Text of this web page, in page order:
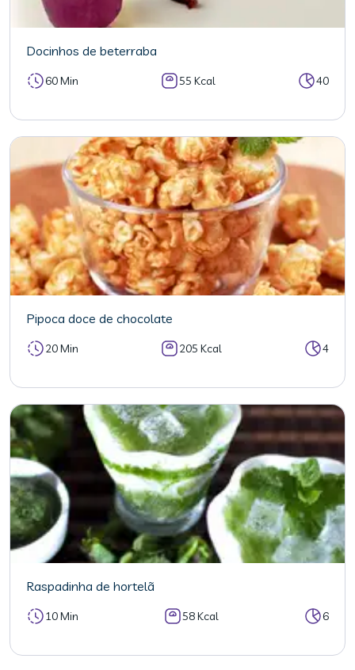
Docinhos de beterraba
60 Min 55 Kcal 40
Pipoca doce de chocolate
20 Min 205 Kcal 4
Raspadinha de hortelã
10 Min 58 Kcal 6